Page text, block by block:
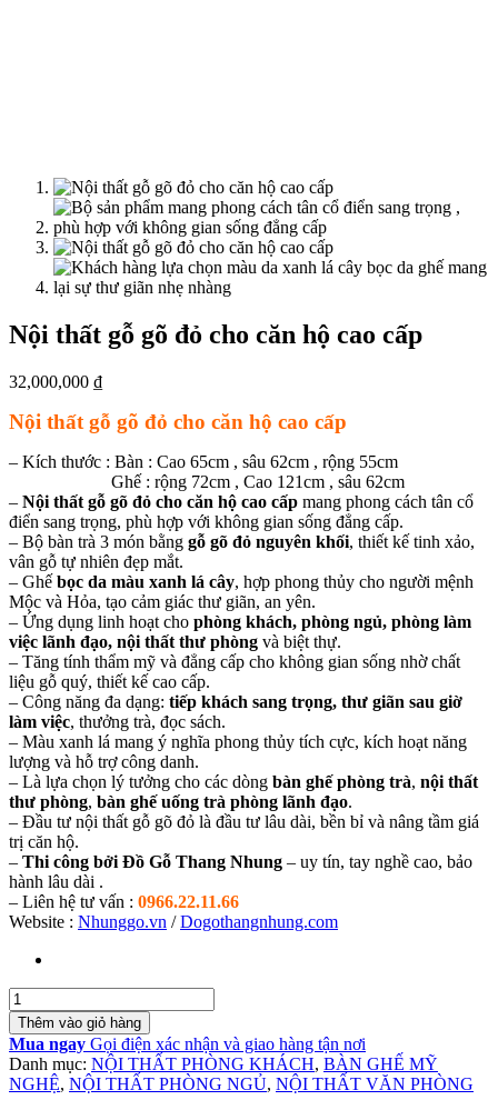
Nội thất gỗ gõ đỏ cho căn hộ cao cấp
32,000,000 ₫
Nội thất gỗ gõ đỏ cho căn hộ cao cấp
– Kích thước : Bàn : Cao 65cm , sâu 62cm , rộng 55cm
Ghế : rộng 72cm , Cao 121cm , sâu 62cm
– Nội thất gỗ gõ đỏ cho căn hộ cao cấp mang phong cách tân cổ
điển sang trọng, phù hợp với không gian sống đẳng cấp.
– Bộ bàn trà 3 món bằng gỗ gõ đỏ nguyên khối, thiết kế tinh xảo,
vân gỗ tự nhiên đẹp mắt.
– Ghế bọc da màu xanh lá cây, hợp phong thủy cho người mệnh
Mộc và Hỏa, tạo cảm giác thư giãn, an yên.
– Ứng dụng linh hoạt cho phòng khách, phòng ngủ, phòng làm
việc lãnh đạo, nội thất thư phòng và biệt thự.
– Tăng tính thẩm mỹ và đẳng cấp cho không gian sống nhờ chất
liệu gỗ quý, thiết kế cao cấp.
– Công năng đa dạng: tiếp khách sang trọng, thư giãn sau giờ
làm việc, thưởng trà, đọc sách.
– Màu xanh lá mang ý nghĩa phong thủy tích cực, kích hoạt năng
lượng và hỗ trợ công danh.
– Là lựa chọn lý tưởng cho các dòng bàn ghế phòng trà, nội thất
thư phòng, bàn ghế uống trà phòng lãnh đạo.
– Đầu tư nội thất gỗ gõ đỏ là đầu tư lâu dài, bền bỉ và nâng tầm giá
trị căn hộ.
– Thi công bởi Đồ Gỗ Thang Nhung – uy tín, tay nghề cao, bảo
hành lâu dài .
– Liên hệ tư vấn : 0966.22.11.66
Website : Nhunggo.vn /Dogothangnhung.com
Số
lượng
Thêm vào giỏ hàng
Mua ngay Gọi điện xác nhận và giao hàng tận nơi
Danh mục: NỘI THẤT PHÒNG KHÁCH, BÀN GHẾ MỸ
NGHỆ, NỘI THẤT PHÒNG NGỦ, NỘI THẤT VĂN PHÒNG